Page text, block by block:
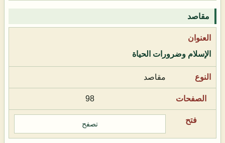
مقاصد
الإسلام وضرورات الحياة
مقاصد
98
تصفح